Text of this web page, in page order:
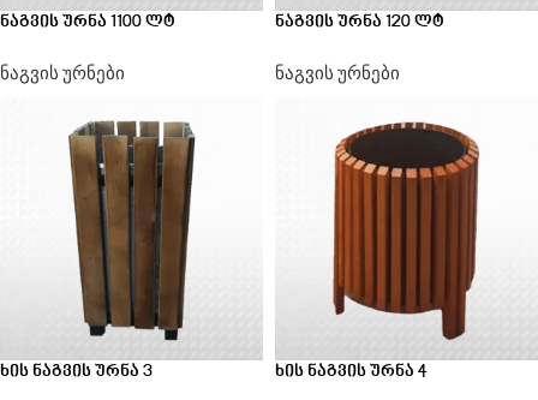
ნაგვის ურნა 1100 ლტ
ნაგვის ურნები
ნაგვის ურნა 120 ლტ
ნაგვის ურნები
ხის ნაგვის ურნა 3 ხის ნაგვის ურნა 4